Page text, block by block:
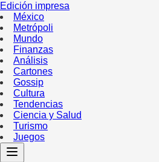
Edición impresa
México
Metrópoli
Mundo
Finanzas
Análisis
Cartones
Gossip
Cultura
Tendencias
Ciencia y Salud
Turismo
Juegos